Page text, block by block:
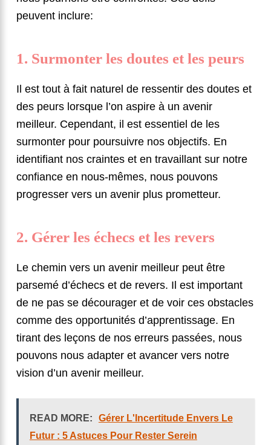
peuvent inclure:
1. Surmonter les doutes et les peurs
Il est tout à fait naturel de ressentir des doutes et
des peurs lorsque l’on aspire à un avenir
meilleur. Cependant, il est essentiel de les
surmonter pour poursuivre nos objectifs. En
identifiant nos craintes et en travaillant sur notre
confiance en nous-mêmes, nous pouvons
progresser vers un avenir plus prometteur.
2. Gérer les échecs et les revers
Le chemin vers un avenir meilleur peut être
parsemé d’échecs et de revers. Il est important
de ne pas se décourager et de voir ces obstacles
comme des opportunités d’apprentissage. En
tirant des leçons de nos erreurs passées, nous
pouvons nous adapter et avancer vers notre
vision d’un avenir meilleur.
READ MORE:
Gérer L'Incertitude Envers Le
Futur : 5 Astuces Pour Rester Serein